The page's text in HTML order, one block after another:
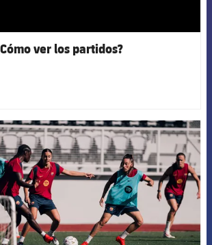
ver los partidos?
FCB Barcelona badge